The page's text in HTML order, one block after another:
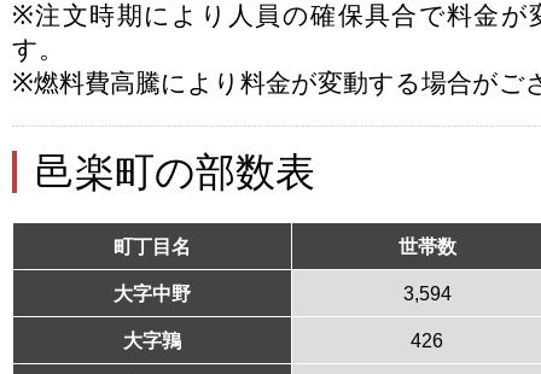
※注文時期により人員の確保具合で料金が
す。
※燃料費高騰により料金が変動する場合がご
邑楽町の部数表
町丁目名 世帯数
大字中野 3,594
大字鶉 426